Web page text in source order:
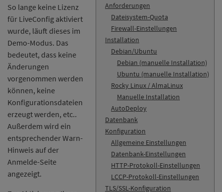
Anforderungen
Dateisystem-Quota
Firewall-Einstellungen
Installation
Debian/Ubuntu
Debian (manuelle Installation)
Ubuntu (manuelle Installation)
Rocky Linux / AlmaLinux
Manuelle Installation
AutoDeploy
Datenbank
Konfiguration
Allgemeine Einstellungen
Datenbank-Einstellungen
HTTP-Protokoll-Einstellungen
LCCP-Protokoll-Einstellungen
TLS/SSL-Konfiguration
So lange keine Lizenz
für LiveConfig aktiviert
wurde, läuft dieses im
Demo-Modus. Das
bedeutet, dass keine
Änderungen
vorgenommen werden
können, keine
Konfigurationsdateien
erzeugt werden, etc..
Außerdem wird ein
entsprechender Warn-
Hinweis auf der
Anmelde-Seite
angezeigt.